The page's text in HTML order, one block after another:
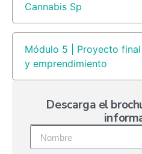
Cannabis Sp
Módulo 5 | Proyecto
y emprendimiento
Descarga el